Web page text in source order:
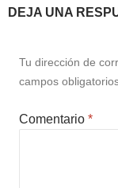
DEJA UNA
Tu dirección de
campos
Comentario *